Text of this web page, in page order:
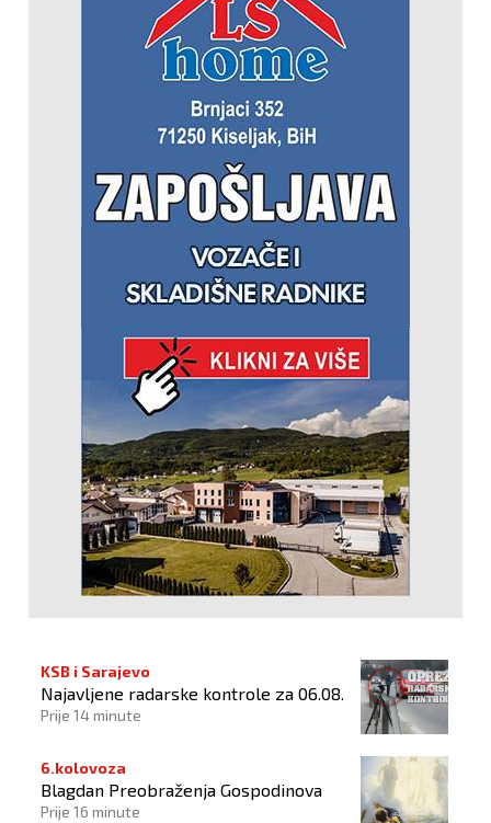
KSB i Sarajevo
Najavljene radarske kontrole za 06.08.
Prije 14 minute
6.kolovoza
Blagdan Preobraženja Gospodinova
Prije 16 minute